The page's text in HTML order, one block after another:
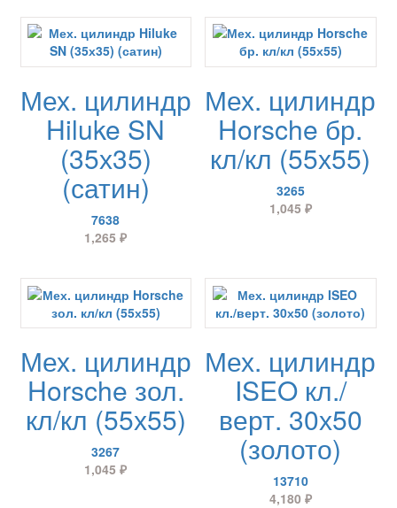
Мех. цилиндр
Hiluke SN
(35х35)
(сатин)
7638
1,265₽
Мех. цилиндр
Horsche бр.
кл/кл (55х55)
3265
1,045 ₽
Мех. цилиндр
Horsche зол.
кл/кл (55х55)
3267
1,045₽
Мех. цилиндр
ISEO кл./
верт. 30х50
(золото)
13710
4,180 ₽